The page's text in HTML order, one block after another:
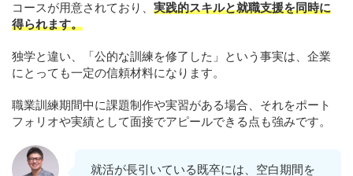
コースが用意されており、 実践的スキルと就職支援を同時に
得られます。
独学と違い、「公的な訓練を修了した」という事実は、企業
にとっても一定の信頼材料になります。
職業訓練期間中に課題制作や実習がある場合、それをポート
フォリオや実績として面接でアピールできる点も強みです。
就活が長引いている既卒には、空白期間を